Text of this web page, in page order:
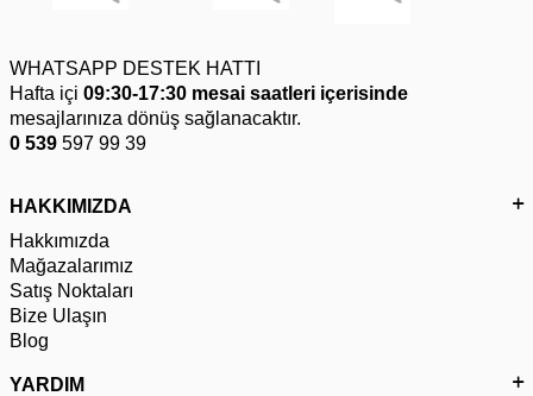
WHATSAPP DESTEK HATTI
Hafta içi 09:30-17:30 mesai saatleri içerisinde
mesajlarınıza dönüş sağlanacaktır.
0 539 597 99 39
HAKKIMIZDA
Hakkımızda
Mağazalarımız
Satış Noktaları
Bize Ulaşın
Blog
YARDIM